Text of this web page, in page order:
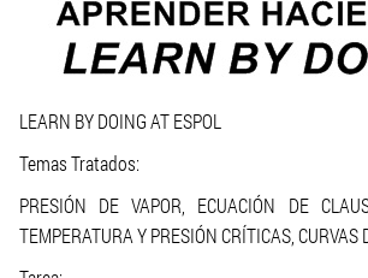
LEARN BY DOING AT ESPOL
Temas Tratados:
PRESIÓN DE VAPOR, ECUACIÓN DE
TEMPERATURA Y PRESIÓN CRÍTICAS,